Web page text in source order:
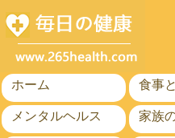
ホーム
食事
メンタルヘルス
家族